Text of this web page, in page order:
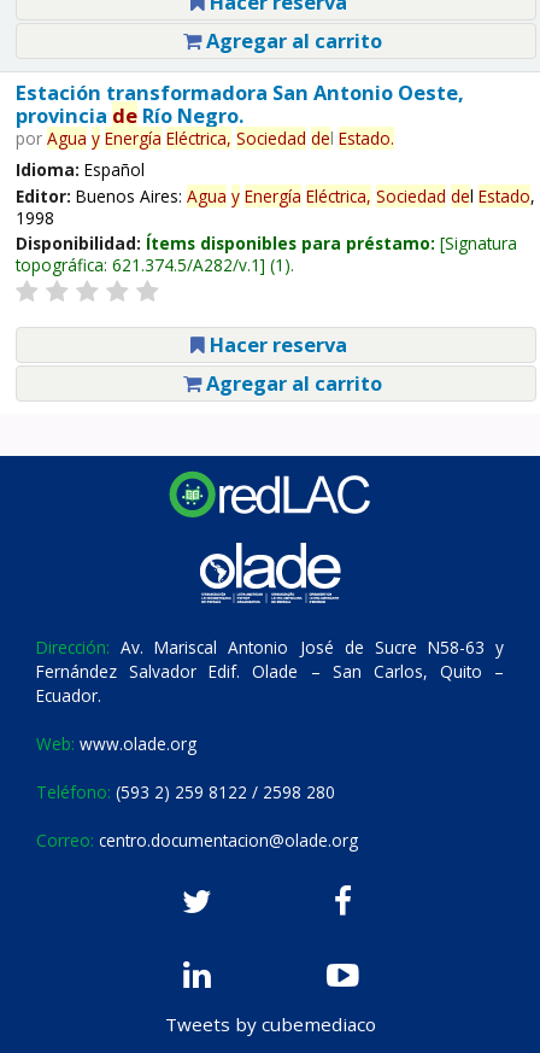
Agregar al carrito
Estación transformadora San Antonio Oeste,
provincia deRío Negro.
por Agua y Energía Eléctrica, Sociedad del Estado.
Idioma: Español
Editor: Buenos Aires: Agua y Energía Eléctrica, Sociedad del Estado,
1998
Disponibilidad: Ítems disponibles para préstamo: Signatura
topográfica: 621.374.5/A282/v.1 (1).
Hacer reserva
Agregar al carrito
Dirección: Av. Mariscal Antonio José de Sucre N58-63 y
Fernández Salvador Edif. Olade – San Carlos, Quito –
Ecuador.
Web: www.olade.org
Teléfono: (593 2) 259 8122 / 2598 280
Correo: centro.documentacion@olade.org
Tweets by cubemediaco